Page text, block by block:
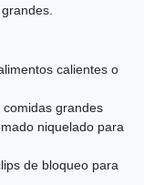
calientes o
grandes
niquelado para
de bloqueo para